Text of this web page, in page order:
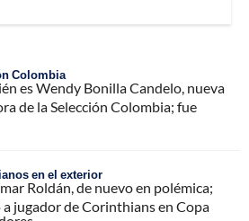
Colombia
es Wendy Bonilla Candelo, nueva
de la Selección Colombia; fue
en el exterior
Roldán, de nuevo en polémica;
jugador de Corinthians en Copa